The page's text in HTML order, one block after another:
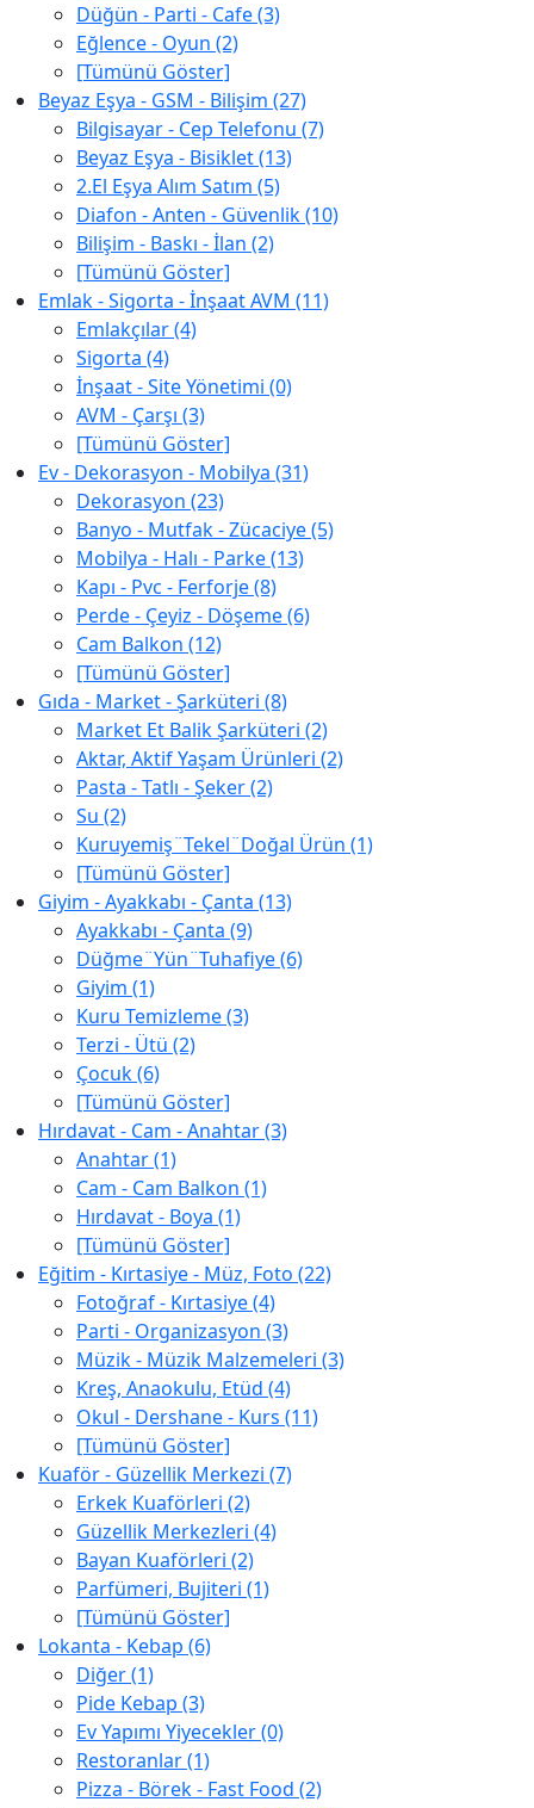
Düğün - Parti - Cafe (3)
Eğlence - Oyun (2)
[Tümünü Göster]
Beyaz Eşya - GSM - Bilişim (27)
Bilgisayar - Cep Telefonu (7)
Beyaz Eşya - Bisiklet (13)
2.El Eşya Alım Satım (5)
Diafon - Anten - Güvenlik (10)
Bilişim - Baskı - İlan (2)
[Tümünü Göster]
Emlak - Sigorta - İnşaat AVM (11)
Emlakçılar (4)
Sigorta (4)
İnşaat - Site Yönetimi (0)
AVM - Çarşı (3)
[Tümünü Göster]
Ev - Dekorasyon - Mobilya (31)
Dekorasyon (23)
Banyo - Mutfak - Zücaciye (5)
Mobilya - Halı - Parke (13)
Kapı - Pvc - Ferforje (8)
Perde - Çeyiz - Döşeme (6)
Cam Balkon (12)
[Tümünü Göster]
Gıda - Market - Şarküteri (8)
Market Et Balik Şarküteri (2)
Aktar, Aktif Yaşam Ürünleri (2)
Pasta - Tatlı - Şeker (2)
Su (2)
Kuruyemiş¨Tekel¨Doğal Ürün (1)
[Tümünü Göster]
Giyim - Ayakkabı - Çanta (13)
Ayakkabı - Çanta (9)
Düğme¨Yün¨Tuhafiye (6)
Giyim (1)
Kuru Temizleme (3)
Terzi - Ütü (2)
Çocuk (6)
[Tümünü Göster]
Hırdavat - Cam - Anahtar (3)
Anahtar (1)
Cam - Cam Balkon (1)
Hırdavat - Boya (1)
[Tümünü Göster]
Eğitim - Kırtasiye - Müz, Foto (22)
Fotoğraf - Kırtasiye (4)
Parti - Organizasyon (3)
Müzik - Müzik Malzemeleri (3)
Kreş, Anaokulu, Etüd (4)
Okul - Dershane - Kurs (11)
[Tümünü Göster]
Kuaför - Güzellik Merkezi (7)
Erkek Kuaförleri (2)
Güzellik Merkezleri (4)
Bayan Kuaförleri (2)
Parfümeri, Bujiteri (1)
[Tümünü Göster]
Lokanta - Kebap (6)
Diğer (1)
Pide Kebap (3)
Ev Yapımı Yiyecekler (0)
Restoranlar (1)
Pizza - Börek - Fast Food (2)